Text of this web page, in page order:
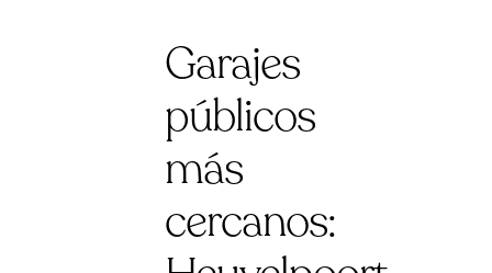
Garajes
públicos
más
cercanos: